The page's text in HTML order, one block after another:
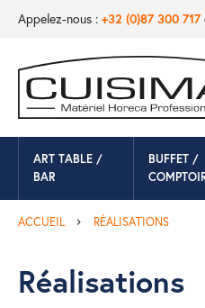
Appelez-nous : +32 (0)87 300 717
ART TABLE /
BAR
BUFFET /
ACCUEIL RÉALISATIONS
Réalisations